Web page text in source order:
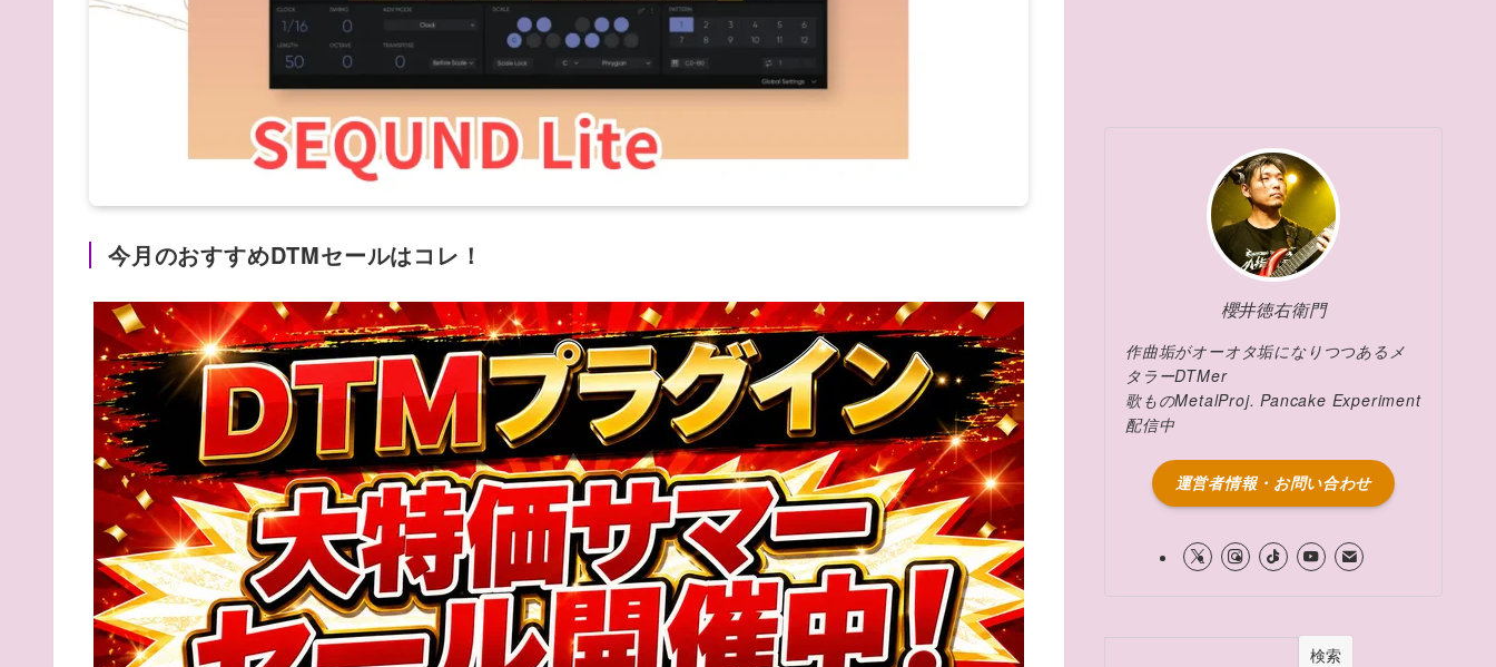
今月のおすすめDTMセールはコレ！
櫻井徳右衛門
作曲垢がオーオタ垢になりつつあるメ
タラーDTMer
歌ものMetalProj. Pancake Experiment
配信中
運営者情報・お問い合わせ
検索